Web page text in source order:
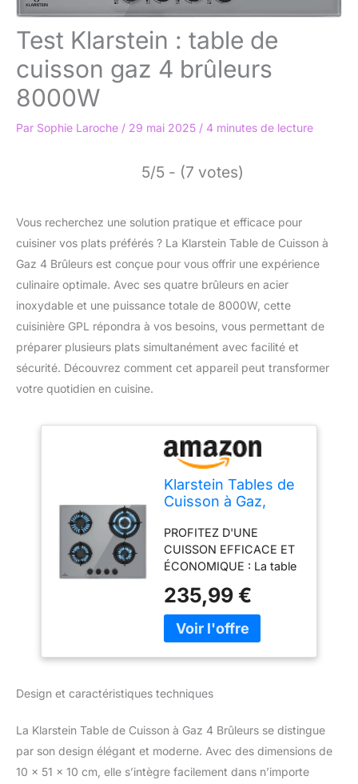
Test Klarstein : table de
cuisson gaz 4 brûleurs
8000W
Par Sophie Laroche / 29 mai 2025 / 4 minutes de lecture
5/5 - (7 votes)
Vous recherchez une solution pratique et efficace pour
cuisiner vos plats préférés ? La Klarstein Table de Cuisson à
Gaz 4 Brûleurs est conçue pour vous offrir une expérience
culinaire optimale. Avec ses quatre brûleurs en acier
inoxydable et une puissance totale de 8000W, cette
cuisinière GPL répondra à vos besoins, vous permettant de
préparer plusieurs plats simultanément avec facilité et
sécurité. Découvrez comment cet appareil peut transformer
votre quotidien en cuisine.
Klarstein Tables de
Cuisson à Gaz,
Gaz à 4 Brûleurs,
Table de Electrique
à 4 Feux de 8000W,
Cuisiniere Gaziniere
avec Brûleurs en
Acier Inoxydable,
Cuisinières GPL
PROFITEZ D'UNE
CUISSON EFFICACE ET
ÉCONOMIQUE : La table
feux est conçue pour
cuisiner efficacement,
rapidement et en
d'énergie pour obtenir la
APPAREIL TRES
SECURISE : Le brûleur à
allumage instantané peut
235,99 €
Design et caractéristiques techniques
La Klarstein Table de Cuisson à Gaz 4 Brûleurs se distingue
par son design élégant et moderne. Avec des dimensions de
10 x 51 x 10 cm, elle s’intègre facilement dans n’importe